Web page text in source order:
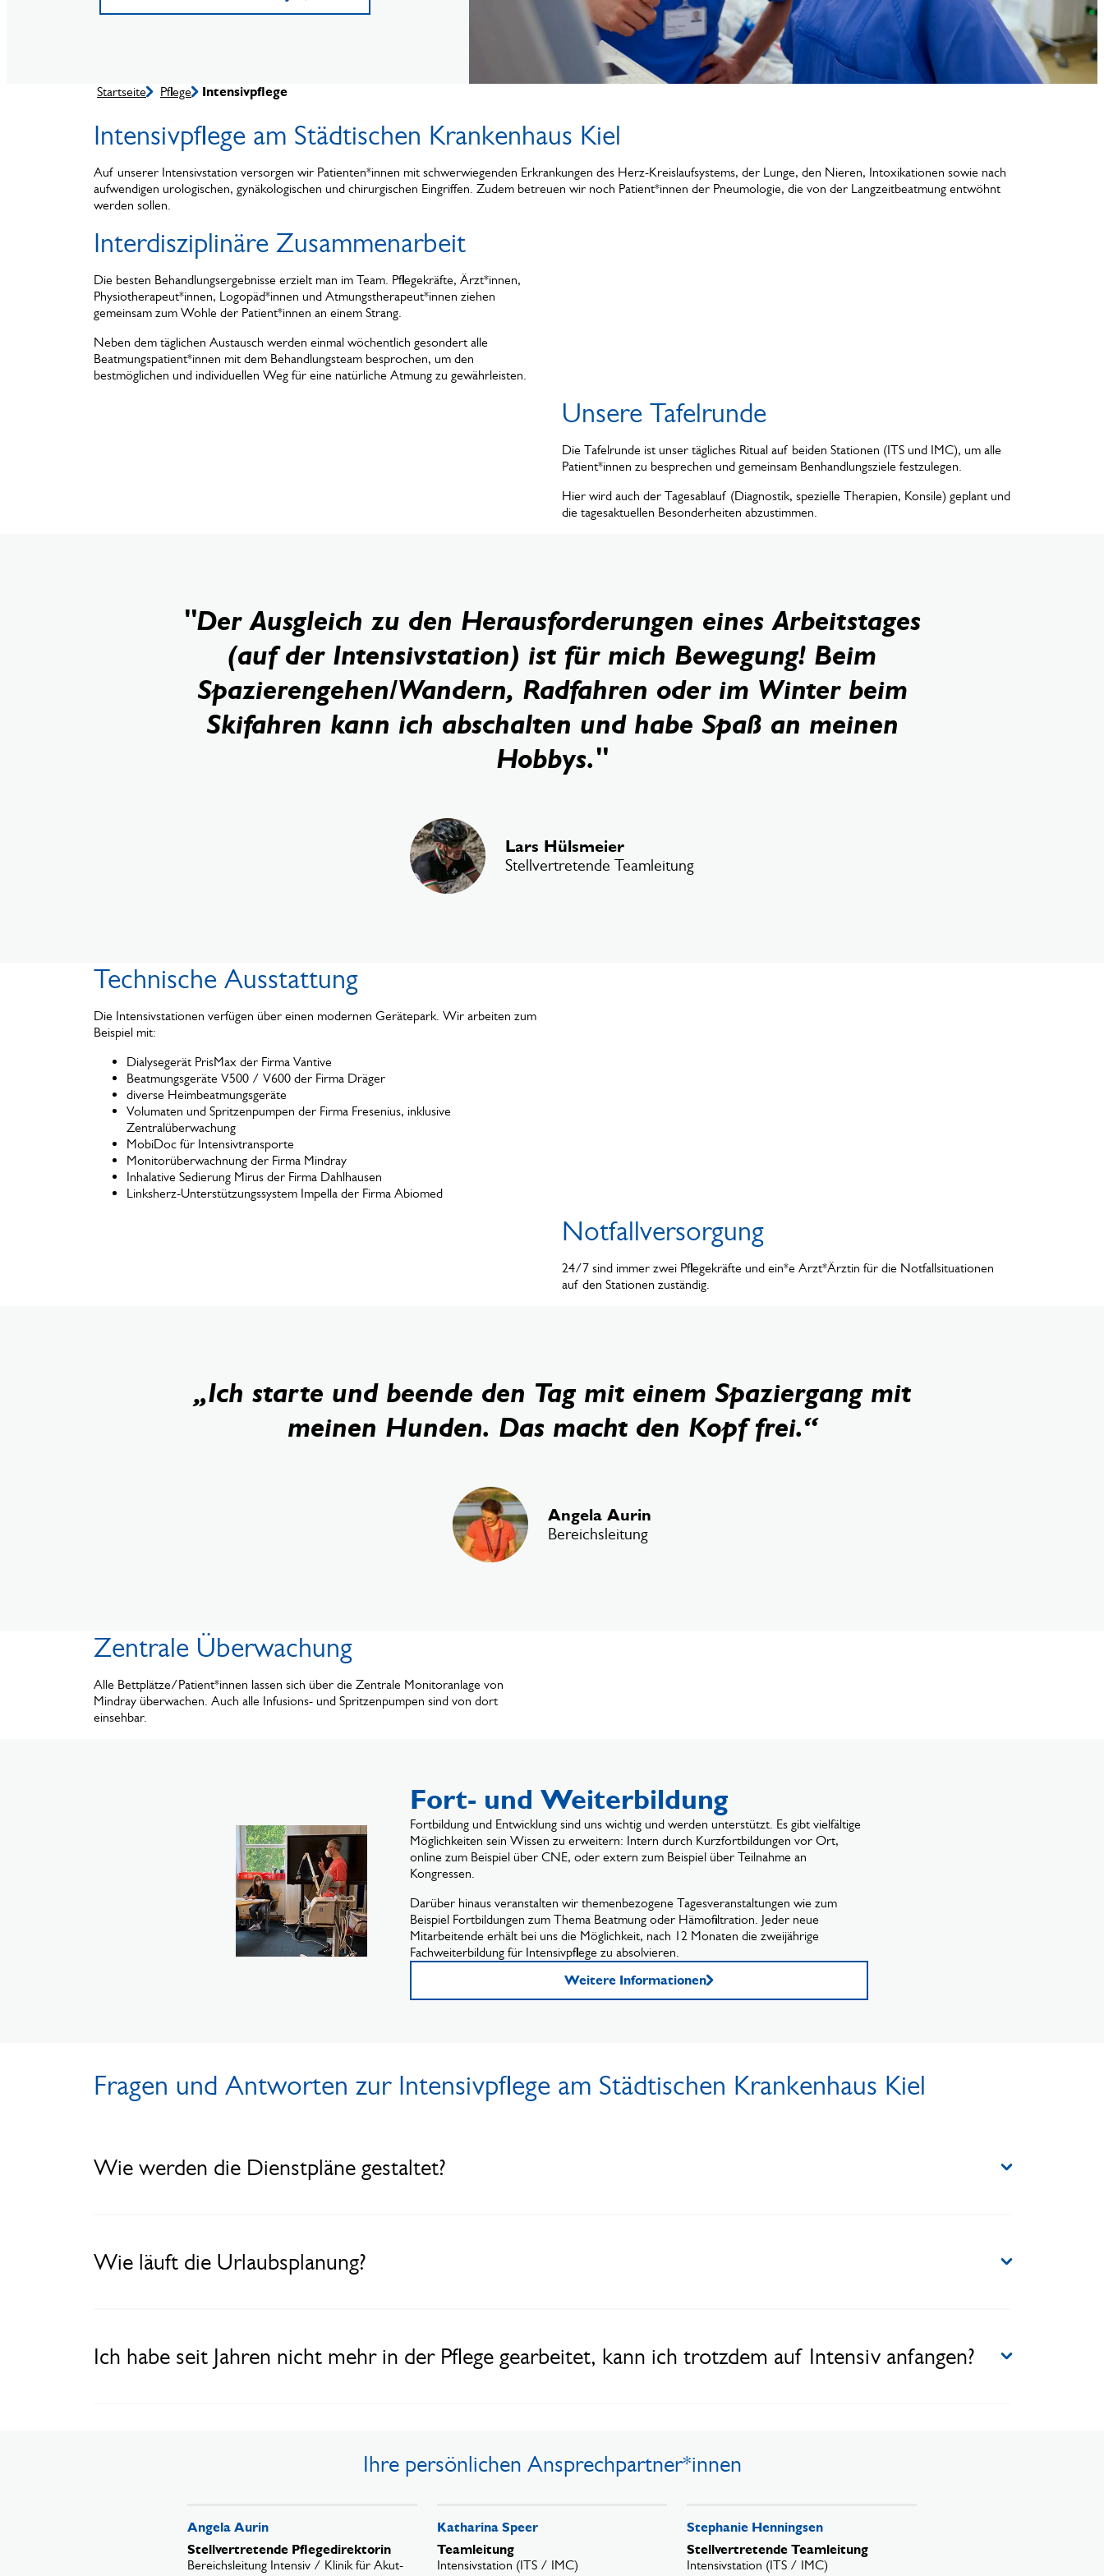
Startseite Pflege Intensivpflege
Intensivpflege am Städtischen Krankenhaus Kiel
Auf unserer Intensivstation versorgen wir Patienten*innen mit schwerwiegenden Erkrankungen des Herz-Kreislaufsystems, der Lunge, den Nieren, Intoxikationen sowie nach
aufwendigen urologischen, gynäkologischen und chirurgischen Eingriffen. Zudem betreuen wir noch Patient*innen der Pneumologie, die von der Langzeitbeatmung entwöhnt
werden sollen.
Interdisziplinäre Zusammenarbeit
Die besten Behandlungsergebnisse erzielt man im Team. Pflegekräfte, Ärzt*innen,
Physiotherapeut*innen, Logopäd*innen und Atmungstherapeut*innen ziehen
gemeinsam zum Wohle der Patient*innen an einem Strang.
Neben dem täglichen Austausch werden einmal wöchentlich gesondert alle
Beatmungspatient*innen mit dem Behandlungsteam besprochen, um den
bestmöglichen und individuellen Weg für eine natürliche Atmung zu gewährleisten.
Unsere Tafelrunde
Die Tafelrunde ist unser tägliches Ritual auf beiden Stationen (ITS und IMC), um alle
Patient*innen zu besprechen und gemeinsam Benhandlungsziele festzulegen.
Hier wird auch der Tagesablauf (Diagnostik, spezielle Therapien, Konsile) geplant und
die tagesaktuellen Besonderheiten abzustimmen.
"Der Ausgleich zu den Herausforderungen eines Arbeitstages
(auf der Intensivstation) ist für mich Bewegung! Beim
Spazierengehen/Wandern, Radfahren oder im Winter beim
Skifahren kann ich abschalten und habe Spaß an meinen
Hobbys."
Lars Hülsmeier
Stellvertretende Teamleitung
Technische Ausstattung
Die Intensivstationen verfügen über einen modernen Gerätepark. Wir arbeiten zum
Beispiel mit:
Dialysegerät PrisMax der Firma Vantive
Beatmungsgeräte V500 / V600 der Firma Dräger
diverse Heimbeatmungsgeräte
Volumaten und Spritzenpumpen der Firma Fresenius, inklusive
Zentralüberwachung
MobiDoc für Intensivtransporte
Monitorüberwachnung der Firma Mindray
Inhalative Sedierung Mirus der Firma Dahlhausen
Linksherz-Unterstützungssystem Impella der Firma Abiomed
Notfallversorgung
24/7 sind immer zwei Pflegekräfte und ein*e Arzt*Ärztin für die Notfallsituationen
auf den Stationen zuständig.
„Ich starte und beende den Tag mit einem Spaziergang mit
meinen Hunden. Das macht den Kopf frei.“
Angela Aurin
Bereichsleitung
Zentrale Überwachung
Alle Bettplätze/Patient*innen lassen sich über die Zentrale Monitoranlage von
Mindray überwachen. Auch alle Infusions- und Spritzenpumpen sind von dort
einsehbar.
Fort- und Weiterbildung
Fortbildung und Entwicklung sind uns wichtig und werden unterstützt. Es gibt vielfältige
Möglichkeiten sein Wissen zu erweitern: Intern durch Kurzfortbildungen vor Ort,
online zum Beispiel über CNE, oder extern zum Beispiel über Teilnahme an
Kongressen.
Darüber hinaus veranstalten wir themenbezogene Tagesveranstaltungen wie zum
Beispiel Fortbildungen zum Thema Beatmung oder Hämofiltration. Jeder neue
Mitarbeitende erhält bei uns die Möglichkeit, nach 12 Monaten die zweijährige
Fachweiterbildung für Intensivpflege zu absolvieren.
Weitere Informationen
Fragen und Antworten zur Intensivpflege am Städtischen Krankenhaus Kiel
Wie werden die Dienstpläne gestaltet?
Wie läuft die Urlaubsplanung?
Ich habe seit Jahren nicht mehr in der Pflege gearbeitet, kann ich trotzdem auf Intensiv anfangen?
Ihre persönlichen Ansprechpartner*innen
Angela Aurin
Stellvertretende Pflegedirektorin
Bereichsleitung Intensiv / Klinik für Akut-
Katharina Speer
Teamleitung
Intensivstation (ITS / IMC)
Stephanie Henningsen
Stellvertretende Teamleitung
Intensivstation (ITS / IMC)